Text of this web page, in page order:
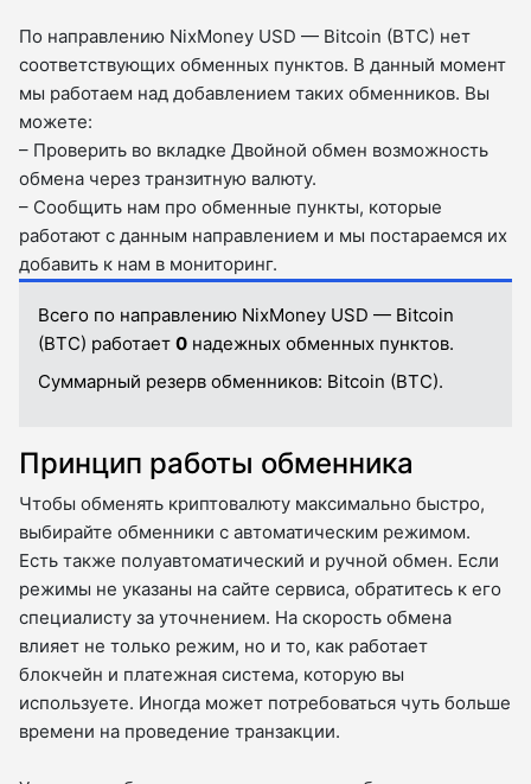
По направлению NixMoney USD — Bitcoin (BTC) нет
соответствующих обменных пунктов. В данный момент
мы работаем над добавлением таких обменников. Вы
можете:
– Проверить во вкладкe Двойной обмен возможность
обмена через транзитную валюту.
– Сообщить нам про обменные пункты, которые
работают с данным направлением и мы постараемся их
добавить к нам в мониторинг.
Всего по направлению NixMoney USD — Bitcoin
(BTC) работает 0 надежных обменных пунктов.
Суммарный резерв обменников: Bitcoin (BTC).
Принцип работы обменника
Чтобы обменять криптовалюту максимально быстро,
выбирайте обменники с автоматическим режимом.
Есть также полуавтоматический и ручной обмен. Если
режимы не указаны на сайте сервиса, обратитесь к его
специалисту за уточнением. На скорость обмена
влияет не только режим, но и то, как работает
блокчейн и платежная система, которую вы
используете. Иногда может потребоваться чуть больше
времени на проведение транзакции.